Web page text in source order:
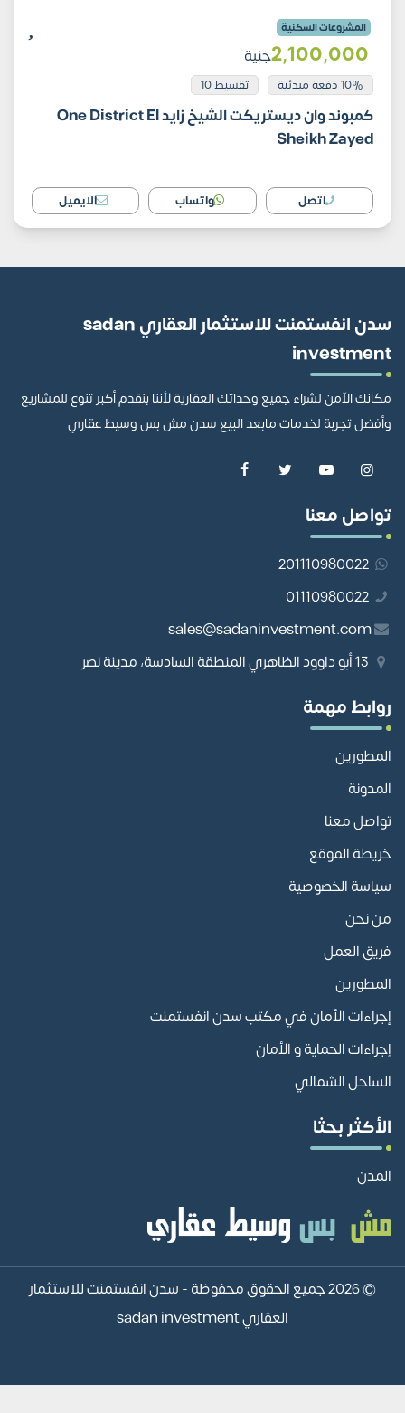
المشروعات السكنية
2٬100٬000جنية
10% دفعة مبدئية تقسيط 10
كمبوند وان ديستريكت الشيخ زايد One District El
Sheikh Zayed
اتصل واتساب الايميل
سدن انفستمنت للاستثمار العقاري sadan
investment
مكانك الآمن لشراء جميع وحداتك العقارية لأننا بنقدم أكبر تنوع للمشاريع
وأفضل تجربة لخدمات مابعد البيع سدن مش بس وسيط عقاري
تواصل معنا
201110980022
01110980022
sales@sadaninvestment.com
روابط مهمة
المطورين
المدونة
تواصل معنا
خريطة الموقع
سياسة الخصوصية
من نحن
فريق العمل
المطورين
إجراءات الأمان في مكتب سدن انفستمنت
إجراءات الحماية و الأمان
الساحل الشمالي
الأكثر بحثا
المدن
© 2026 جميع الحقوق محفوظة -
سدن انفستمنت للاستثمار
العقاري sadan investment